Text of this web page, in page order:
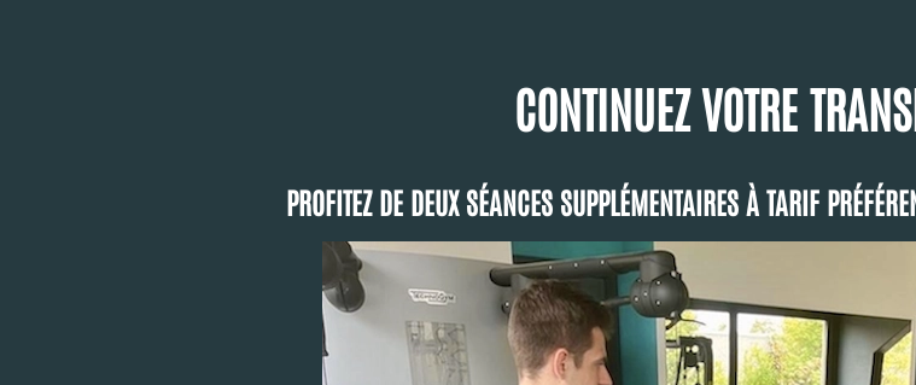
CONTINUEZ VOTRE
PROFITEZ DE DEUX SÉANCES SUPPLÉMENTAIRES À TARIF